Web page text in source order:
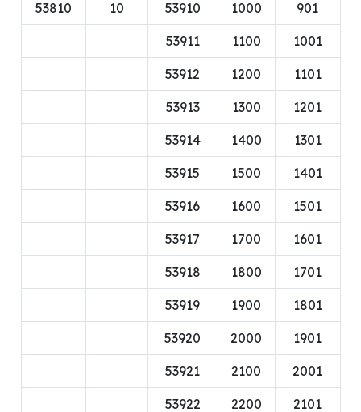
901
1000
53910
10
53810
1001
1100
53911
1101
1200
53912
1201
1300
53913
1301
1400
53914
1401
1500
53915
1501
1600
53916
1601
1700
53917
1701
1800
53918
1801
1900
53919
1901
2000
53920
2001
2100
53921
2101
2200
53922